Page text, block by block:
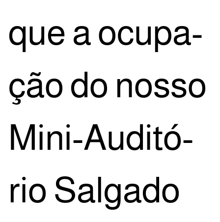
que a ocu­pa­
ção do nos­so
Mini-Audi­tó­
rio Sal­ga­do